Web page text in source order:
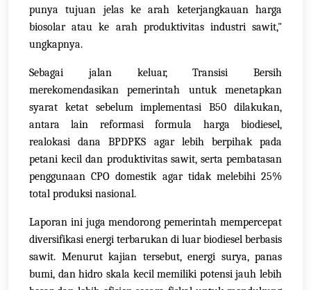
punya tujuan jelas ke arah keterjangkauan harga
biosolar atau ke arah produktivitas industri sawit,"
ungkapnya.
Sebagai jalan keluar, Transisi Bersih
merekomendasikan pemerintah untuk menetapkan
syarat ketat sebelum implementasi B50 dilakukan,
antara lain reformasi formula harga biodiesel,
realokasi dana BPDPKS agar lebih berpihak pada
petani kecil dan produktivitas sawit, serta pembatasan
penggunaan CPO domestik agar tidak melebihi 25%
total produksi nasional.
Laporan ini juga mendorong pemerintah mempercepat
diversifikasi energi terbarukan di luar biodiesel berbasis
sawit. Menurut kajian tersebut, energi surya, panas
bumi, dan hidro skala kecil memiliki potensi jauh lebih